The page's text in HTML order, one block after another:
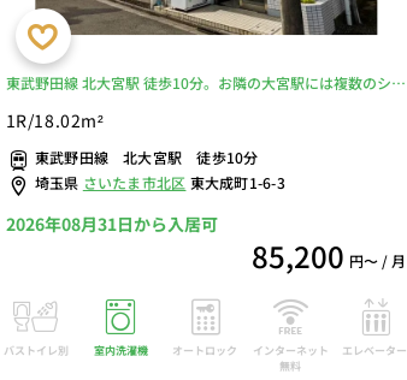
東武野田線 北大宮駅 徒歩10分。お隣の大宮駅には複数のショ
家具家電付きのお部屋■選べるWi-Fi格安レンタル中！
1R/18.02m²
東武野田線 北大宮駅 徒歩10分
埼玉県 さいたま市北区 東大成町1-6-3
2026年08月31日から入居可
85,200 円〜 / 月
バストイレ別 室内洗濯機 オートロック
インターネット
無料
エレベーター